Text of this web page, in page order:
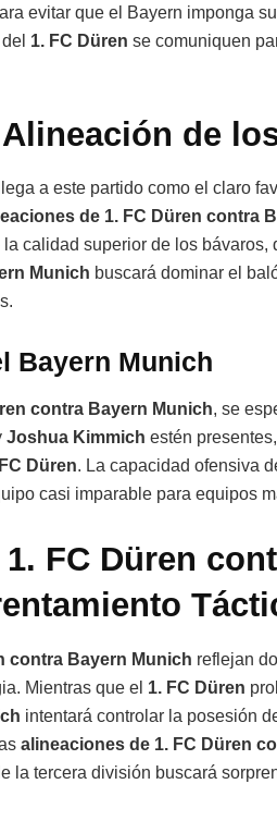
evitar que el Bayern imponga
1. FC Düren se comuniquen
de
llega a este partido como el claro
de 1. FC Düren contra
calidad superior de los bávaros,
Munich buscará dominar el
Bayern Munich
contra Bayern Munich, se
Joshua Kimmich estén
Düren. La capacidad ofensiva
casi imparable para equipos
FC Düren
contra Bayern Munich reflejan
Mientras que el 1. FC Düren
intentará controlar la posesión
alineaciones de 1. FC Düren
la tercera división buscará